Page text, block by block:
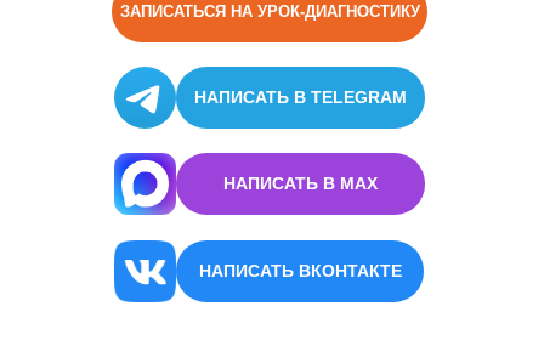
НАПИСАТЬ В TELEGRAM
ЗАПИСАТЬСЯ НА УРОК-ДИАГНОСТИКУ
НАПИСАТЬ В MAX
НАПИСАТЬ ВКОНТАКТЕ